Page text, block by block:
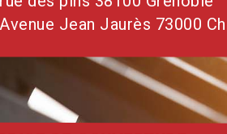
Jean Jaurès 73000